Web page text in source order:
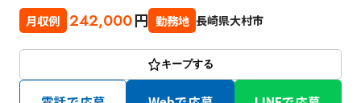
月収例 242,000円 勤務地 長崎県大村市
キープする